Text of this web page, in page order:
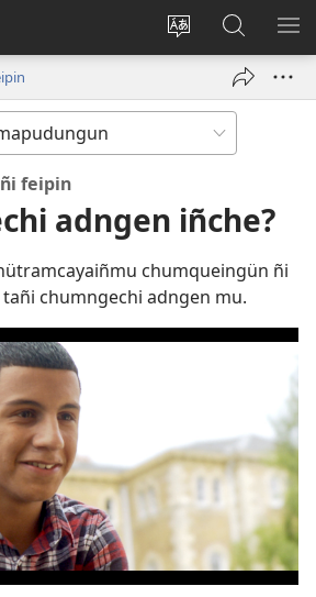
Quintunge
quewun
Tami
conal
hue
Quintual
JW.ORG
feipin
adngen iñche?
chumqueingün ñi
chumngechi adngen mu.